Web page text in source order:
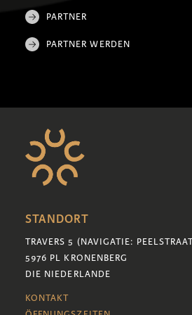
PARTNER
PARTNER WERDEN
STANDORT
TRAVERS 5 (NAVIGATIE:
5976 PL KRONENBERG
DIE NIEDERLANDE
KONTAKT